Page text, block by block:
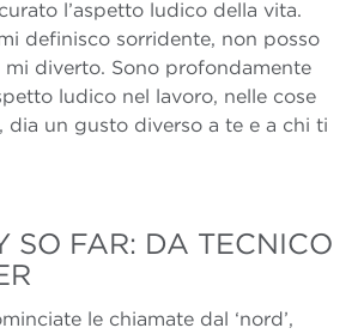
l’aspetto ludico della vita.
definisco sorridente, non posso
mi diverto. Sono profondamente
ludico nel lavoro, nelle cose
dia un gusto diverso a te e a chi ti
SO FAR: DA TECNICO
le chiamate dal ‘nord’,